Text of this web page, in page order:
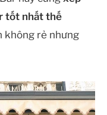
tốt nhất thế
không rẻ nhưng